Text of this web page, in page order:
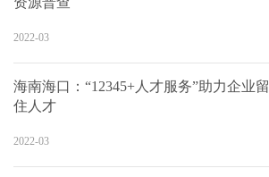
2022-03
海南海口：“12345+人才服务”助力企业留
住人才
2022-03